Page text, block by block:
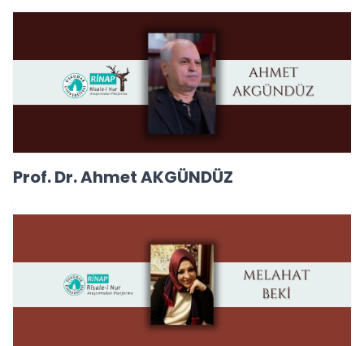
Prof. Dr. Ahmet AKGÜNDÜZ